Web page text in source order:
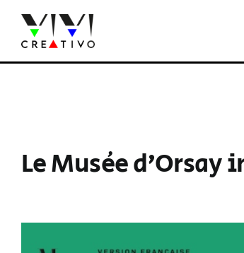
contenuto
Le Musée d’Orsay